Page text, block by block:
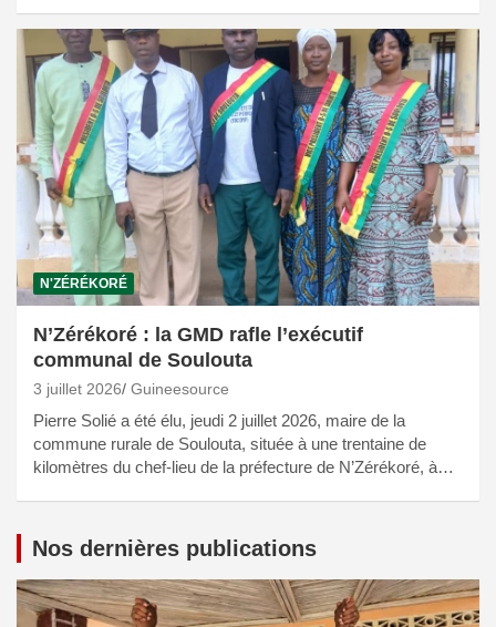
N'ZÉRÉKORÉ
N’Zérékoré : la GMD rafle l’exécutif
communal de Soulouta
3 juillet 2026 Guineesource
Pierre Solié a été élu, jeudi 2 juillet 2026, maire de la
commune rurale de Soulouta, située à une trentaine de
kilomètres du chef-lieu de la préfecture de N’Zérékoré, à…
Nos dernières publications